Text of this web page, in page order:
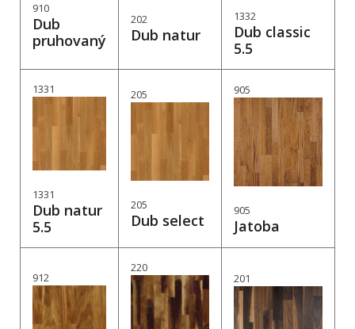
910
Dub
pruhovaný
202
Dub natur
1332
Dub classic
5.5
1331
1331
Dub natur
5.5
205
205
Dub select
905
905
Jatoba
912
220
201